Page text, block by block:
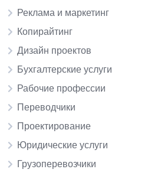
Реклама и маркетинг
Копирайтинг
Дизайн проектов
Бухгалтерские услуги
Рабочие профессии
Переводчики
Проектирование
Юридические услуги
Грузоперевозчики